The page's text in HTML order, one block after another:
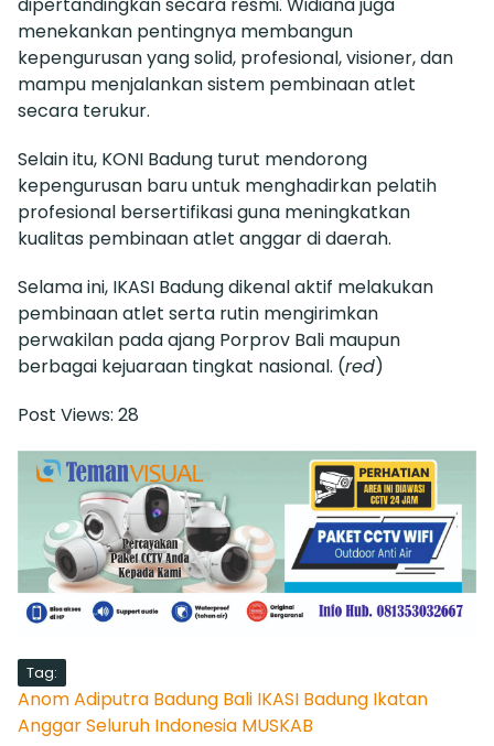
menekankan pentingnya membangun
kepengurusan yang solid, profesional, visioner, dan
mampu menjalankan sistem pembinaan atlet
secara terukur.
Selain itu, KONI Badung turut mendorong
kepengurusan baru untuk menghadirkan pelatih
profesional bersertifikasi guna meningkatkan
kualitas pembinaan atlet anggar di daerah.
Selama ini, IKASI Badung dikenal aktif melakukan
pembinaan atlet serta rutin mengirimkan
perwakilan pada ajang Porprov Bali maupun
berbagai kejuaraan tingkat nasional. (red)
Post Views: 28
Tag:
Anom Adiputra Badung Bali IKASI Badung Ikatan
Anggar Seluruh Indonesia MUSKAB